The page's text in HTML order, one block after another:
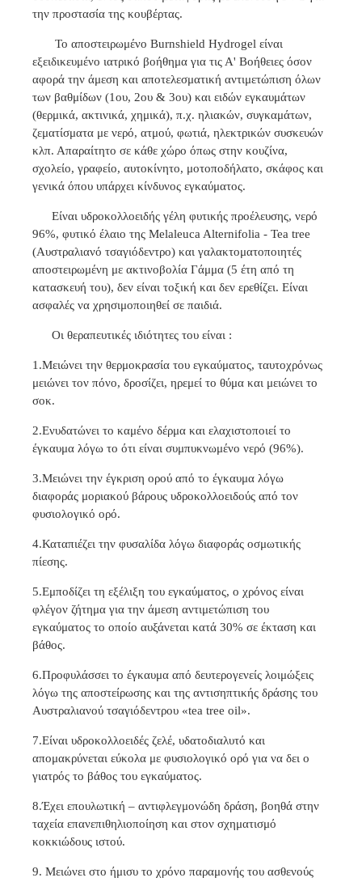
την προστασία της κουβέρτας.
Το αποστειρωμένο Burnshield Hydrogel είναι
εξειδικευμένο ιατρικό βοήθημα για τις Α' Βοήθειες όσον
αφορά την άμεση και αποτελεσματική αντιμετώπιση όλων
των βαθμίδων (1ου, 2ου & 3ου) και ειδών εγκαυμάτων
(θερμικά, ακτινικά, χημικά), π.χ. ηλιακών, συγκαμάτων,
ζεματίσματα με νερό, ατμού, φωτιά, ηλεκτρικών συσκευών
κλπ. Απαραίτητο σε κάθε χώρο όπως στην κουζίνα,
σχολείο, γραφείο, αυτοκίνητο, μοτοποδήλατο, σκάφος και
γενικά όπου υπάρχει κίνδυνος εγκαύματος.
Είναι υδροκολλοειδής γέλη φυτικής προέλευσης, νερό
96%, φυτικό έλαιο της Melaleuca Alternifolia - Tea tree
(Αυστραλιανό τσαγιόδεντρο) και γαλακτοματοποιητές
αποστειρωμένη με ακτινοβολία Γάμμα (5 έτη από τη
κατασκευή του), δεν είναι τοξική και δεν ερεθίζει. Είναι
ασφαλές να χρησιμοποιηθεί σε παιδιά.
Οι θεραπευτικές ιδιότητες του είναι :
1.Μειώνει την θερμοκρασία του εγκαύματος, ταυτοχρόνως
μειώνει τον πόνο, δροσίζει, ηρεμεί το θύμα και μειώνει το
σοκ.
2.Ενυδατώνει το καμένο δέρμα και ελαχιστοποιεί το
έγκαυμα λόγω το ότι είναι συμπυκνωμένο νερό (96%).
3.Μειώνει την έγκριση ορού από το έγκαυμα λόγω
διαφοράς μοριακού βάρους υδροκολλοειδούς από τον
φυσιολογικό ορό.
4.Καταπιέζει την φυσαλίδα λόγω διαφοράς οσμωτικής
πίεσης.
5.Εμποδίζει τη εξέλιξη του εγκαύματος, ο χρόνος είναι
φλέγον ζήτημα για την άμεση αντιμετώπιση του
εγκαύματος το οποίο αυξάνεται κατά 30% σε έκταση και
βάθος.
6.Προφυλάσσει το έγκαυμα από δευτερογενείς λοιμώξεις
λόγω της αποστείρωσης και της αντισηπτικής δράσης του
Αυστραλιανού τσαγιόδεντρου «tea tree oil».
7.Είναι υδροκολλοειδές ζελέ, υδατοδιαλυτό και
απομακρύνεται εύκολα με φυσιολογικό ορό για να δει ο
γιατρός το βάθος του εγκαύματος.
8.Έχει επουλωτική – αντιφλεγμονώδη δράση, βοηθά στην
ταχεία επανεπιθηλιοποίηση και στον σχηματισμό
κοκκιώδους ιστού.
9. Μειώνει στο ήμισυ το χρόνο παραμονής του ασθενούς